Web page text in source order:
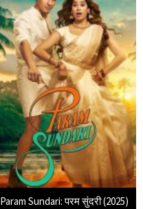
Param Sundari: परम सुंदरी (2025)